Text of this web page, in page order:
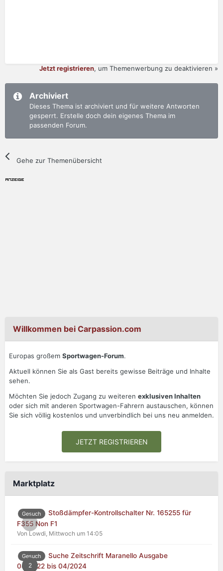
Jetzt registrieren, um Themenwerbung zu deaktivieren »
Archiviert
Dieses Thema ist archiviert und für weitere Antworten
gesperrt. Erstelle doch dein eigenes Thema im
passenden Forum.
Gehe zur Themenübersicht
Willkommen bei Carpassion.com
Europas großem Sportwagen-Forum.
Aktuell können Sie als Gast bereits gewisse Beiträge und Inhalte
sehen.
Möchten Sie jedoch Zugang zu weiteren exklusiven Inhalten
oder sich mit anderen Sportwagen-Fahrern austauschen, können
Sie sich völlig kostenlos und unverbindlich bei uns neu anmelden.
JETZT REGISTRIEREN
Marktplatz
0
Gesuch
Stoßdämpfer-Kontrollschalter Nr. 165255 für
F355 Non F1
Von Lowdi, Mittwoch um 14:05
2
Gesuch
Suche Zeitschrift Maranello Ausgabe
04/2022 bis 04/2024